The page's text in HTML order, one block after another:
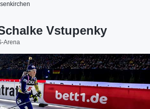
Vstupenky
Arena